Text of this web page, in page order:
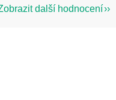
další hodnocení